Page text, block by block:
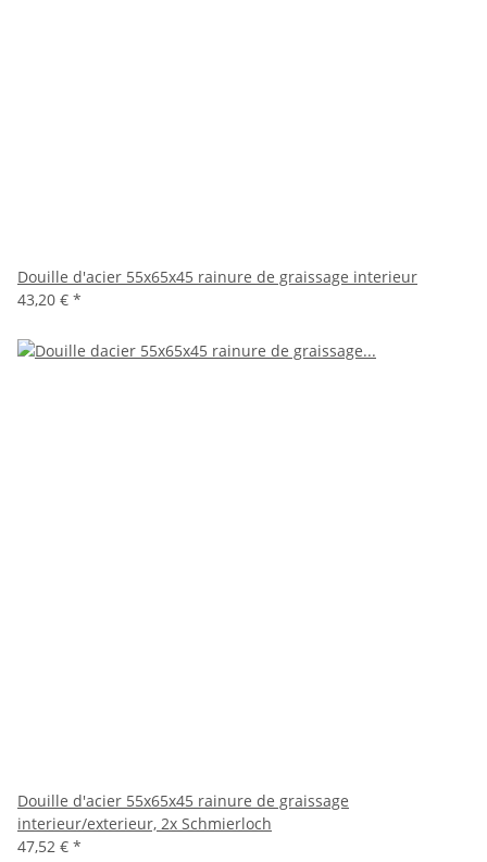
Douille d'acier 55x65x45 rainure de graissage interieur
43,20 € *
Douille d'acier 55x65x45 rainure de graissage
interieur/exterieur, 2x Schmierloch
47,52 € *